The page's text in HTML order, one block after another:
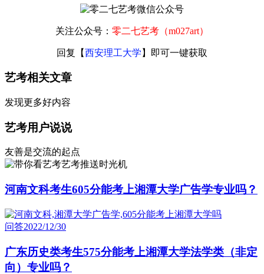
关注公众号： 零二七艺考（m027art）
回复【西安理工大学 】即可一键获取
艺考相关文章
发现更多好内容
艺考用户说说
友善是交流的起点
艺考推送时光机
河南文科考生605分能考上湘潭大学广告学专业吗？
问答2022/12/30
广东历史类考生575分能考上湘潭大学法学类（非定
向）专业吗？